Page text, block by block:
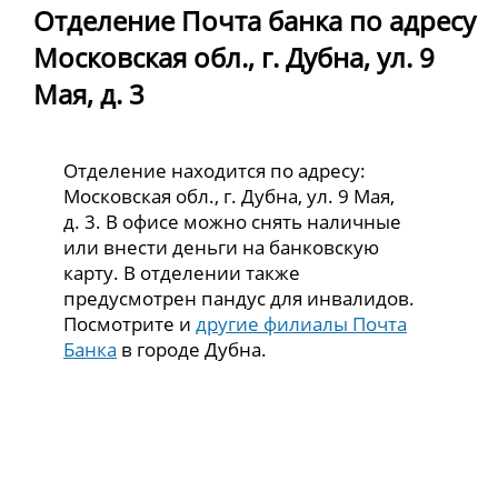
Отделение Почта банка по адресу
Московская обл., г. Дубна, ул. 9
Мая, д. 3
Отделение находится по адресу:
Московская обл., г. Дубна, ул. 9 Мая,
д. 3. В офисе можно снять наличные
или внести деньги на банковскую
карту. В отделении также
предусмотрен пандус для инвалидов.
Посмотрите идругие филиалы Почта
Банка в городе Дубна.